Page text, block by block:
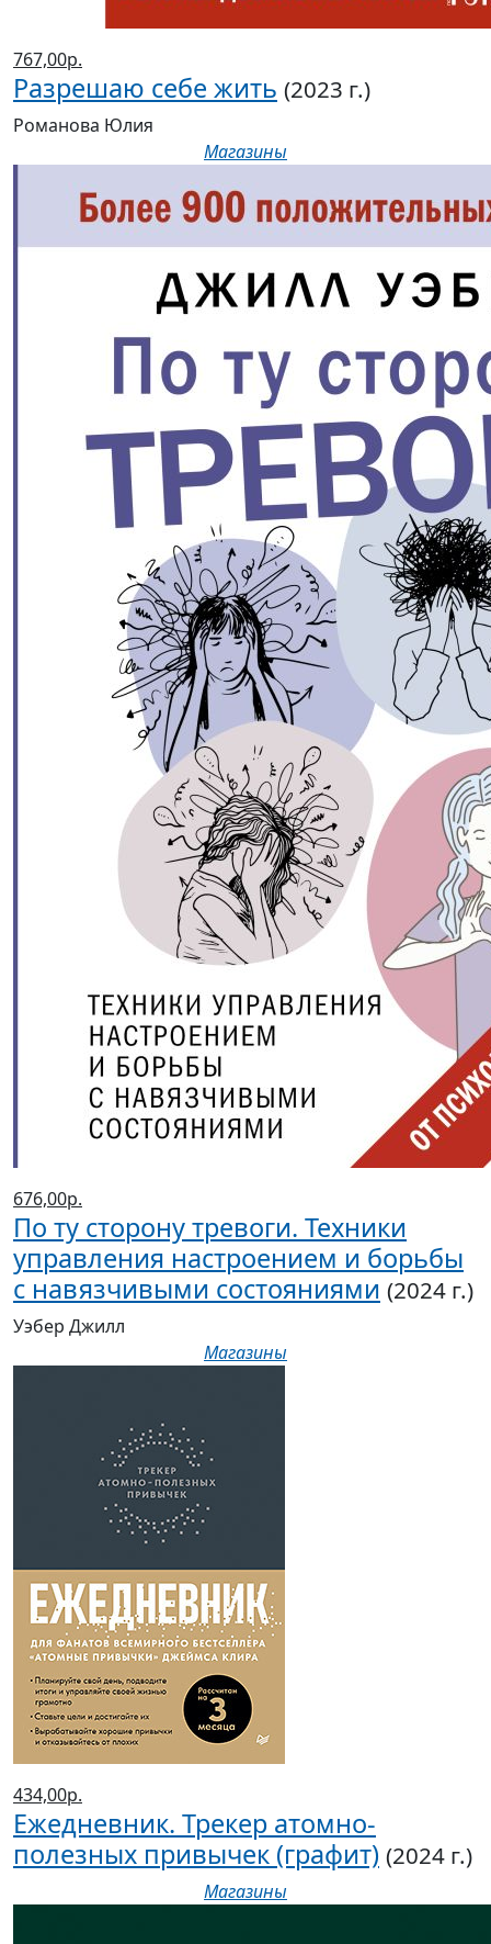
767,00р.
Разрешаю себе жить (2023 г.)
Романова Юлия
Магазины
676,00р.
По ту сторону тревоги. Техники
управления настроением и борьбы
с навязчивыми состояниями (2024 г.)
Уэбер Джилл
Магазины
434,00р.
Ежедневник. Трекер атомно-
полезных привычек (графит) (2024 г.)
Магазины